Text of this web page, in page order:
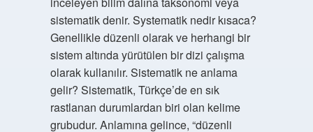
sistematik denir. Systematik nedir kısaca?
Genellikle düzenli olarak ve herhangi bir
sistem altında yürütülen bir dizi çalışma
olarak kullanılır. Sistematik ne anlama
gelir? Sistematik, Türkçe’de en sık
rastlanan durumlardan biri olan kelime
grubudur. Anlamına gelince, “düzenli